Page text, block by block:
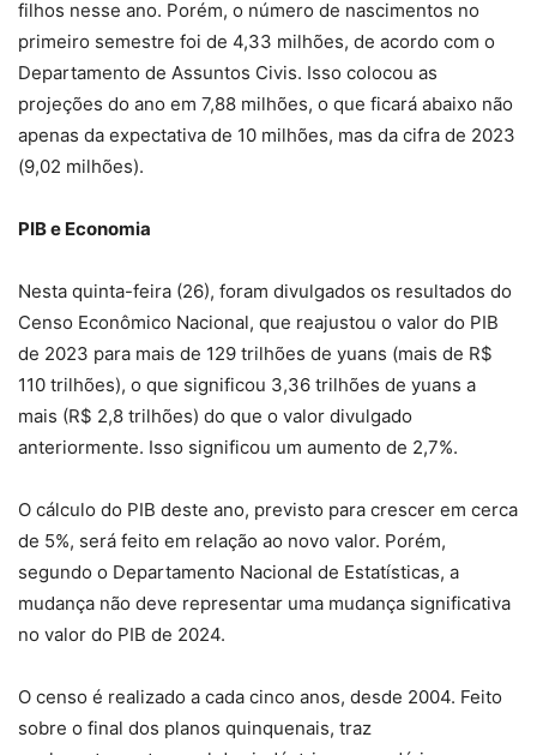
filhos nesse ano. Porém, o número de nascimentos no
primeiro semestre foi de 4,33 milhões, de acordo com o
Departamento de Assuntos Civis. Isso colocou as
projeções do ano em 7,88 milhões, o que ficará abaixo não
apenas da expectativa de 10 milhões, mas da cifra de 2023
(9,02 milhões).
PIB e Economia
Nesta quinta-feira (26), foram divulgados os resultados do
Censo Econômico Nacional, que reajustou o valor do PIB
de 2023 para mais de 129 trilhões de yuans (mais de R$
110 trilhões), o que significou 3,36 trilhões de yuans a
mais (R$ 2,8 trilhões) do que o valor divulgado
anteriormente. Isso significou um aumento de 2,7%.
O cálculo do PIB deste ano, previsto para crescer em cerca
de 5%, será feito em relação ao novo valor. Porém,
segundo o Departamento Nacional de Estatísticas, a
mudança não deve representar uma mudança significativa
no valor do PIB de 2024.
O censo é realizado a cada cinco anos, desde 2004. Feito
sobre o final dos planos quinquenais, traz